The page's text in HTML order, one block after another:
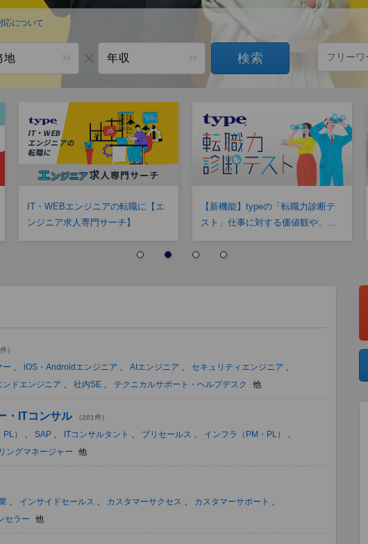
応について
地 年収 検索
IT・WEBエンジニアの転職に【エ
ンジニア求人専門サーチ】
【新機能】typeの「転職力診断テ
スト」仕事に対する価値観や、
）
ー 、 iOS・Androidエンジニア 、 AIエンジニア 、 セキュリティエンジニア 、
ンドエンジニア 、 社内SE 、 テクニカルサポート・ヘルプデスク 他
・ITコンサル （201件）
） 、 SAP 、 ITコンサルタント 、 プリセールス 、 インフラ（PM・PL）
、
ングマネージャー 他
、 インサイドセールス 、 カスタマーサクセス 、 カスタマーサポート 、
セラー 他